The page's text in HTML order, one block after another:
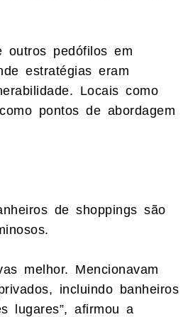
outros pedófilos em
estratégias eram
Locais como
pontos de abordagem
de shoppings são
melhor. Mencionavam
incluindo banheiros
lugares”, afirmou a